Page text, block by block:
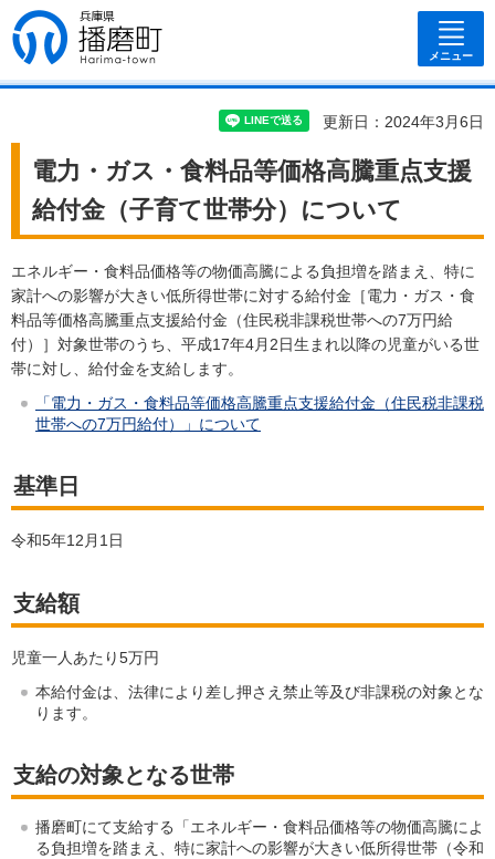
兵庫県 播磨
町
メニュー
更新日：2024年3月6日
電力・ガス・食料品等価格高騰重点支援
給付金（子育て世帯分）について
エネルギー・食料品価格等の物価高騰による負担増を踏まえ、特に
家計への影響が大きい低所得世帯に対する給付金［電力・ガス・食
料品等価格高騰重点支援給付金（住民税非課税世帯への7万円給
付）］対象世帯のうち、平成17年4月2日生まれ以降の児童がいる世
帯に対し、給付金を支給します。
「電力・ガス・食料品等価格高騰重点支援給付金（住民税非課税
世帯への7万円給付）」について
基準日
令和5年12月1日
支給額
児童一人あたり5万円
本給付金は、法律により差し押さえ禁止等及び非課税の対象とな
ります。
支給の対象となる世帯
播磨町にて支給する「エネルギー・食料品価格等の物価高騰によ
る負担増を踏まえ、特に家計への影響が大きい低所得世帯（令和